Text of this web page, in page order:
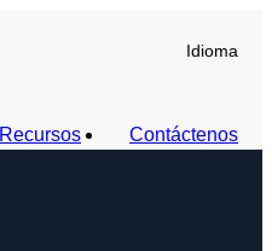
Idioma
Recursos Contáctenos